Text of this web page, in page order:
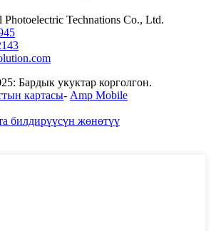
Photoelectric Technations Co., Ltd.
Бардык укуктар корголгон.
картасы- Amp Mobile
билдирүүсүн жөнөтүү